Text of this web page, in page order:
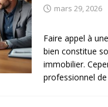
mars 29, 2026
Faire appel à
bien constitue
immobilier.
professionnel